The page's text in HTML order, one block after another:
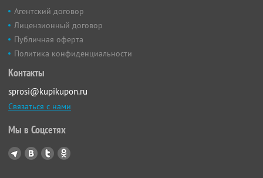
Агентский договор
Лицензионный договор
Публичная оферта
Политика конфиденциальности
Контакты
sprosi@kupikupon.ru
Связаться с нами
Мы в Соцсетях